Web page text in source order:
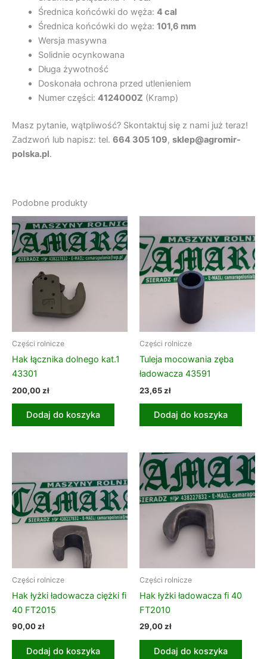
Średnica końcówki do węża: 4 cal
Średnica końcówki do węża: 101,6 mm
Wersja masywna
Solidnie ocynkowana
Długa żywotność
Doskonała ochrona przed utlenieniem
Numer części: 4124000Z (Kramp)
Masz pytanie, wątpliwość? Skontaktuj się z nami już teraz!
Zadzwoń lub napisz: tel. 664 305 109, sklep@agromir-
polska.pl.
Podobne produkty
Części rolnicze
Hak łącznika dolnego kat.1
43301
200,00zł
Dodaj do koszyka
Części rolnicze
Tuleja mocowania zęba
ładowacza 43591
23,65zł
Dodaj do koszyka
Części rolnicze
Hak łyżki ładowacza ciężki fi
40 FT2015
90,00zł
Dodaj do koszyka
Części rolnicze
Hak łyżki ładowacza fi 40
FT2010
29,00zł
Dodaj do koszyka